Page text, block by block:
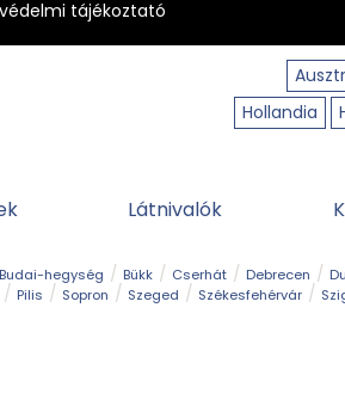
tájékoztató
Hollandia
Látnivalók
Budai-hegység Bükk Cserhát Debrecen
Pilis Sopron Szeged Székesfehérvár